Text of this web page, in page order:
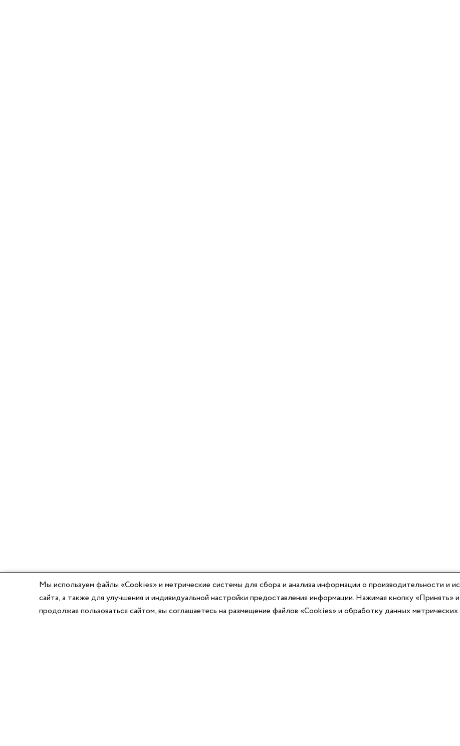
Мы используем файлы «Cookies» и метрические системы для сбора и анализа информации о производительности и
сайта, а также для улучшения и индивидуальной настройки предоставления информации. Нажимая кнопку «Принять»
продолжая пользоваться сайтом, вы соглашаетесь на размещение файлов «Cookies» и обработку данных